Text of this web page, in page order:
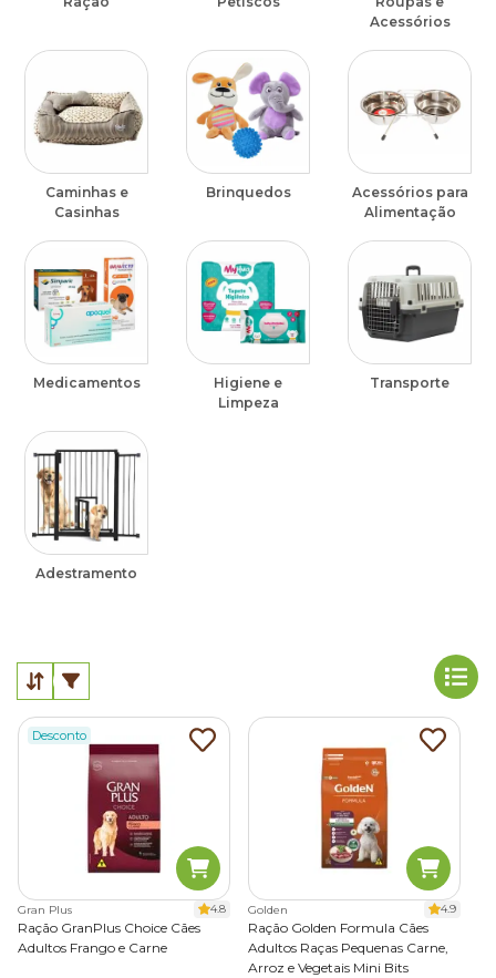
Acessórios
Caminhas e
Casinhas
Brinquedos
Acessórios para
Alimentação
Medicamentos
Higiene e
Limpeza
Transporte
Adestramento
Desconto
Gran Plus 4.8
Ração GranPlus Choice Cães
Adultos Frango e Carne
Golden 4.9
Ração Golden Formula Cães
Adultos Raças Pequenas Carne,
Arroz e Vegetais Mini Bits